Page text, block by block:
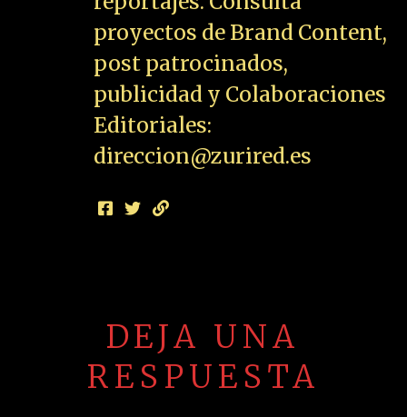
proyectos de Brand Content,
post patrocinados,
publicidad y Colaboraciones
Editoriales:
direccion@zurired.es
DEJA UNA
RESPUESTA